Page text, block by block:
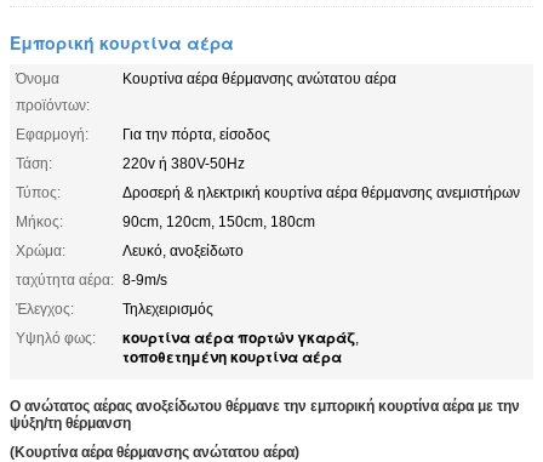
Εμπορική κουρτίνα αέρα
Όνομα
προϊόντων:
Κουρτίνα αέρα θέρμανσης ανώτατου αέρα
Εφαρμογή:
Για την πόρτα, είσοδος
Τάση:
220v ή 380V-50Hz
Τύπος:
Δροσερή & ηλεκτρική κουρτίνα αέρα θέρμανσης ανεμιστήρων
Μήκος:
90cm, 120cm, 150cm, 180cm
Χρώμα:
Λευκό, ανοξείδωτο
ταχύτητα αέρα: 8-9m/s
Έλεγχος:
Τηλεχειρισμός
Υψηλό φως:
κουρτίνα αέρα πορτών γκαράζ,
τοποθετημένη κουρτίνα αέρα
Ο ανώτατος αέρας ανοξείδωτου θέρμανε την εμπορική κουρτίνα αέρα με την
ψύξη/τη θέρμανση
(Κουρτίνα αέρα θέρμανσης ανώτατου αέρα)